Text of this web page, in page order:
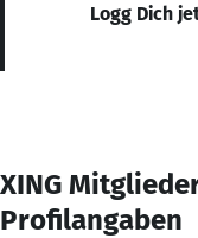
Logg Dich
XING
Profilangaben